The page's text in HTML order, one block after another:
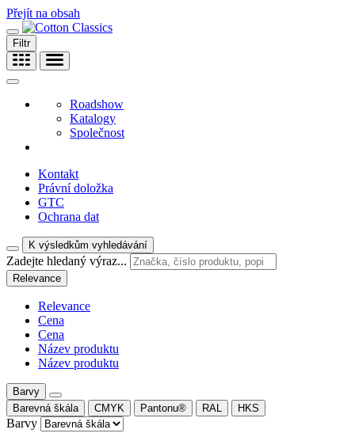
Přejít na obsah
Filtr
Roadshow
Katalogy
Společnost
Kontakt
Právní doložka
GTC
Ochrana dat
K výsledkům vyhledávání
Zadejte hledaný výraz...
Relevance
Relevance
Cena
Cena
Název produktu
Název produktu
Barvy
Barevná škála
CMYK Pantonu® RAL HKS
Barvy